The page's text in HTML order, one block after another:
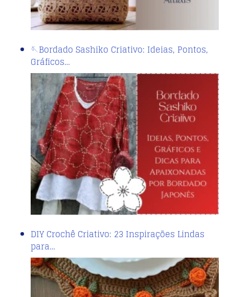
🪡Bordado Sashiko Criativo: Ideias, Pontos,
Gráficos…
DIY Crochê Criativo: 23 Inspirações Lindas
para…